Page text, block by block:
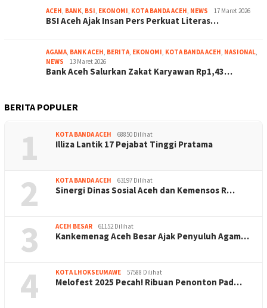
ACEH, BANK, BSI, EKONOMI, KOTA BANDA ACEH, NEWS 17 Maret 2026
BSI Aceh Ajak Insan Pers Perkuat Literas…
AGAMA, BANK ACEH, BERITA, EKONOMI, KOTA BANDA ACEH, NASIONAL,
NEWS
13 Maret 2026
Bank Aceh Salurkan Zakat Karyawan Rp1,43…
BERITA POPULER
1 KOTA BANDA ACEH 68850 Dilihat
Illiza Lantik 17 Pejabat Tinggi Pratama
2 KOTA BANDA ACEH 63197 Dilihat
Sinergi Dinas Sosial Aceh dan Kemensos R…
3 ACEH BESAR 61152 Dilihat
Kankemenag Aceh Besar Ajak Penyuluh Agam…
4 KOTA LHOKSEUMAWE 57588 Dilihat
Melofest 2025 Pecah! Ribuan Penonton Pad…